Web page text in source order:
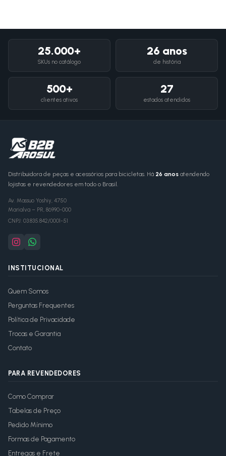
25.000+
SKUs no catálogo
26 anos
de história
500+
clientes ativos
27
estados atendidos
Distribuidora de peças e acessórios para bicicletas. Há 26 anos atendendo
lojistas e revendedores em todo o Brasil.
Av. Massuo Yoshiy, 4750
Marialva – PR, 86990-000
CNPJ: 03.835.842/0001-51
INSTITUCIONAL
Quem Somos
Perguntas Frequentes
Política de Privacidade
Trocas e Garantia
Contato
PARA REVENDEDORES
Como Comprar
Tabelas de Preço
Pedido Mínimo
Formas de Pagamento
Entregas e Frete